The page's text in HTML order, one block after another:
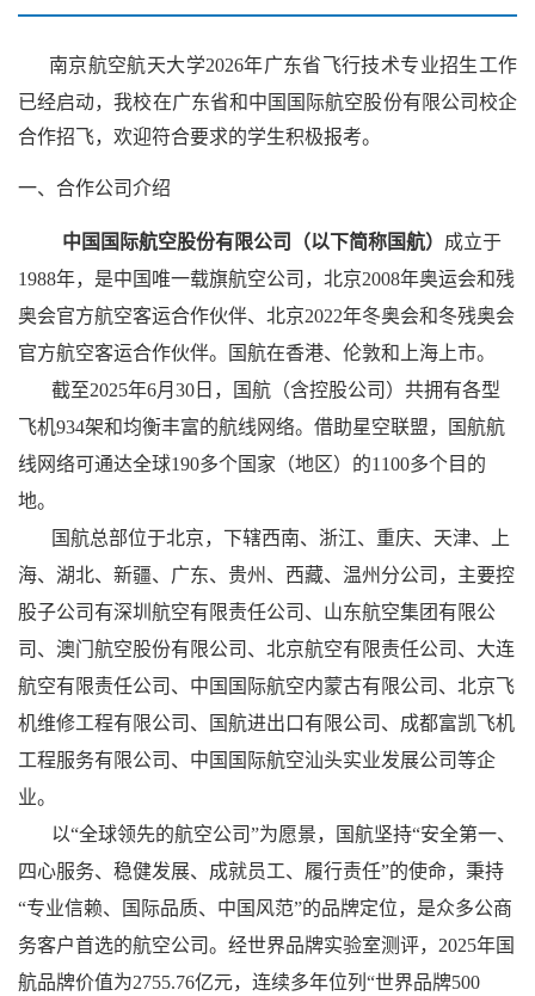
南京航空航天大学2026年广东省飞行技术专业招生工作
已经启动，我校在广东省和中国国际航空股份有限公司校企
合作招飞，欢迎符合要求的学生积极报考。
一、合作公司介绍
中国国际航空股份有限公司（以下简称国航） 成立于
1988年，是中国唯一载旗航空公司，北京2008年奥运会和残
奥会官方航空客运合作伙伴、北京2022年冬奥会和冬残奥会
官方航空客运合作伙伴。国航在香港、伦敦和上海上市。
截至2025年6月 30 日，国航（含控股公司）共拥有各型
飞机934架和均衡丰富的航线网络。借助星空联盟，国航航
线网络可通达全球190多个国家（地区）的1100多个目的
地。
国航总部位于北京，下辖西南、浙江、重庆、天津、上
海、湖北、新疆、广东、贵州、西藏、温州分公司，主要控
股子公司有深圳航空有限责任公司、山东航空集团有限公
司、澳门航空股份有限公司、北京航空有限责任公司、大连
航空有限责任公司、中国国际航空内蒙古有限公司、北京飞
机维修工程有限公司、国航进出口有限公司、成都富凯飞机
工程服务有限公司、中国国际航空汕头实业发展公司等企
业。
以“全球领先的航空公司”为愿景，国航坚持“安全第一、
四心服务、稳健发展、成就员工、履行责任”的使命，秉持
“专业信赖、国际品质、中国风范”的品牌定位，是众多公商
务客户首选的航空公司。经世界品牌实验室测评， 2025年国
航品牌价值为2755.76亿元，连续多年位列“世界品牌500